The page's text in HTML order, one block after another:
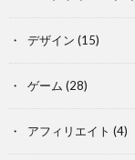
デザイン (15)
ゲーム (28)
アフィリエイト (4)